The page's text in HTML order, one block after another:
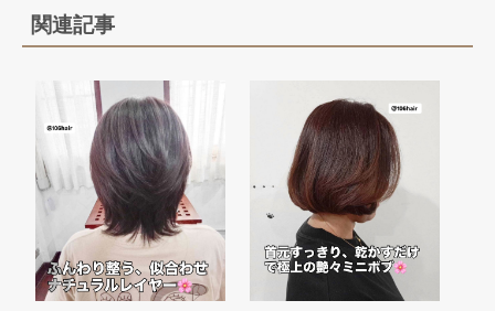
関連記事